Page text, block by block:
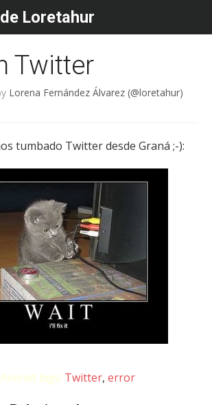
Loretahur
Twitter
Lorena Fernández Álvarez (@loretahur)
tumbado Twitter desde Graná ;-):
tags: Twitter, error